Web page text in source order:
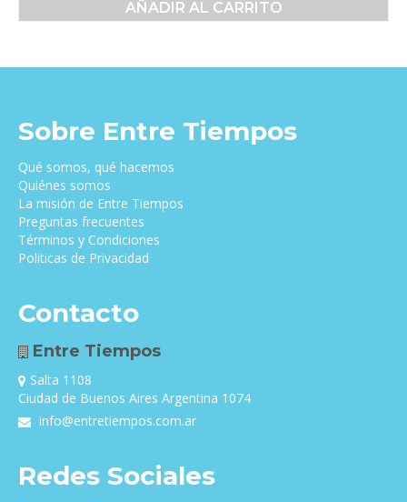
original
AÑADIR AL CARRITO
Sobre Entre Tiempos
Qué somos, qué hacemos
Quiénes somos
La misión de Entre Tiempos
Preguntas frecuentes
Términos y Condiciones
Politicas de Privacidad
Contacto
Entre Tiempos
Salta 1108
Ciudad de Buenos Aires Argentina 1074
info@entretiempos.com.ar
Redes Sociales